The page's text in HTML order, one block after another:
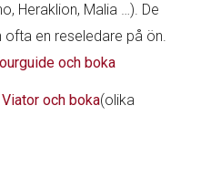
Heraklion, Malia …). De
ofta en reseledare på ön.
och boka
och boka(olika